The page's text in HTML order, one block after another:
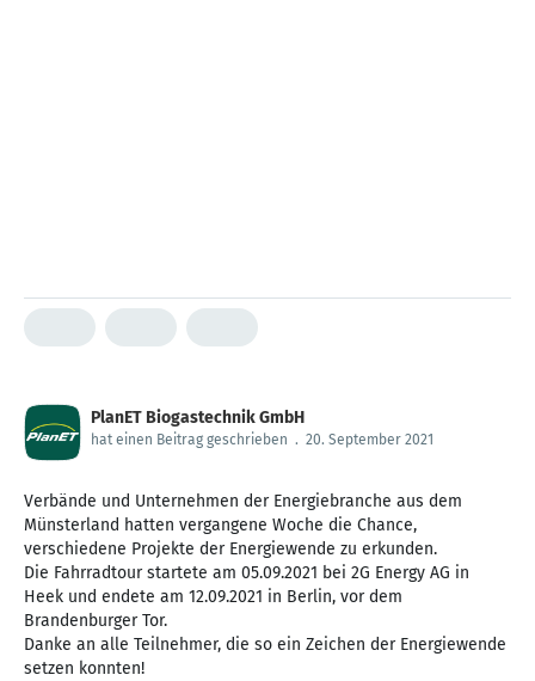
PlanET Biogastechnik GmbH
hat einen Beitrag geschrieben . 20. September 2021
Verbände und Unternehmen der Energiebranche aus dem
Münsterland hatten vergangene Woche die Chance,
verschiedene Projekte der Energiewende zu erkunden.
Die Fahrradtour startete am 05.09.2021 bei 2G Energy AG in
Heek und endete am 12.09.2021 in Berlin, vor dem
Brandenburger Tor.
Danke an alle Teilnehmer, die so ein Zeichen der Energiewende
setzen konnten!